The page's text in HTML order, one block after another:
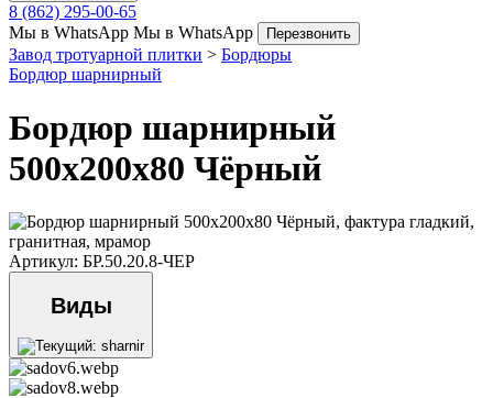
8 (862) 295-00-65
Мы в WhatsApp Мы в WhatsApp Перезвонить
Завод тротуарной плитки > Бордюры
Бордюр шарнирный
Бордюр шарнирный
500х200х80 Чёрный
Артикул: БР.50.20.8-ЧЕР
Виды